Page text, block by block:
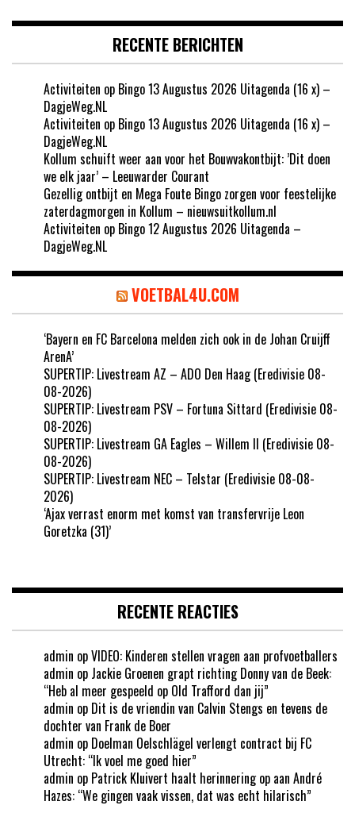
RECENTE BERICHTEN
Activiteiten op Bingo 13 Augustus 2026 Uitagenda (16 x) –
DagjeWeg.NL
Activiteiten op Bingo 13 Augustus 2026 Uitagenda (16 x) –
DagjeWeg.NL
Kollum schuift weer aan voor het Bouwvakontbijt: ’Dit doen
we elk jaar’ – Leeuwarder Courant
Gezellig ontbijt en Mega Foute Bingo zorgen voor feestelijke
zaterdagmorgen in Kollum – nieuwsuitkollum.nl
Activiteiten op Bingo 12 Augustus 2026 Uitagenda –
DagjeWeg.NL
VOETBAL4U.COM
‘Bayern en FC Barcelona melden zich ook in de Johan Cruijff
ArenA’
SUPERTIP: Livestream AZ – ADO Den Haag (Eredivisie 08-
08-2026)
SUPERTIP: Livestream PSV – Fortuna Sittard (Eredivisie 08-
08-2026)
SUPERTIP: Livestream GA Eagles – Willem II (Eredivisie 08-
08-2026)
SUPERTIP: Livestream NEC – Telstar (Eredivisie 08-08-
2026)
‘Ajax verrast enorm met komst van transfervrije Leon
Goretzka (31)’
RECENTE REACTIES
admin opVIDEO: Kinderen stellen vragen aan profvoetballers
admin op Jackie Groenen grapt richting Donny van de Beek:
“Heb al meer gespeeld op Old Trafford dan jij”
admin op Dit is de vriendin van Calvin Stengs en tevens de
dochter van Frank de Boer
admin op Doelman Oelschlägel verlengt contract bij FC
Utrecht: “Ik voel me goed hier”
admin op Patrick Kluivert haalt herinnering op aan André
Hazes: “We gingen vaak vissen, dat was echt hilarisch”